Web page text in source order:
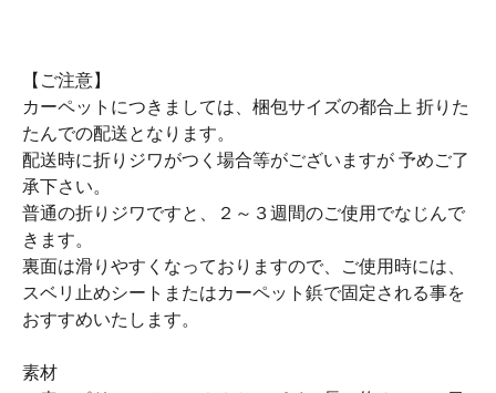
【ご注意】
カーペットにつきましては、梱包サイズの都合上 折りた
たんでの配送となります。
配送時に折りジワがつく場合等がございますが 予めご了
承下さい。
普通の折りジワですと、２～３週間のご使用でなじんで
きます。
裏面は滑りやすくなっておりますので、ご使用時には、
スベリ止めシートまたはカーペット鋲で固定される事を
おすすめいたします。
素材